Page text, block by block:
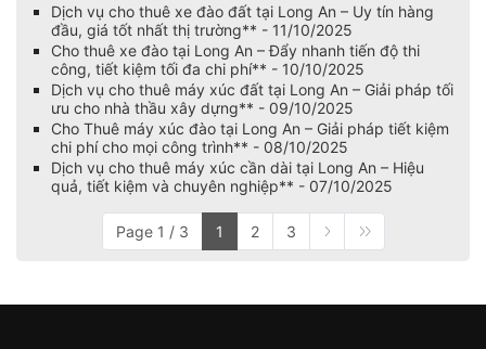
Dịch vụ cho thuê xe đào đất tại Long An – Uy tín hàng
đầu, giá tốt nhất thị trường** - 11/10/2025
Cho thuê xe đào tại Long An – Đẩy nhanh tiến độ thi
công, tiết kiệm tối đa chi phí** - 10/10/2025
Dịch vụ cho thuê máy xúc đất tại Long An – Giải pháp tối
ưu cho nhà thầu xây dựng** - 09/10/2025
Cho Thuê máy xúc đào tại Long An – Giải pháp tiết kiệm
chi phí cho mọi công trình** - 08/10/2025
Dịch vụ cho thuê máy xúc cần dài tại Long An – Hiệu
quả, tiết kiệm và chuyên nghiệp** - 07/10/2025
Page 1 / 3 1 2 3